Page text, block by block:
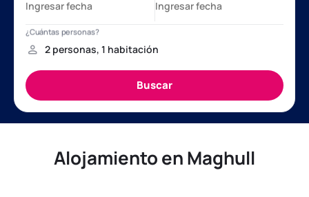
Alojamiento en Maghull